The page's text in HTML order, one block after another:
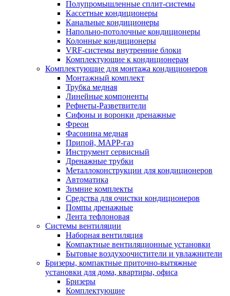
Полупромышленные сплит-системы
Кассетные кондиционеры
Канальные кондиционеры
Напольно-потолочные кондиционеры
Колонные кондиционеры
VRF-системы внутренние блоки
Комплектующие к кондиционерам
Комплектующие для монтажа кондиционеров
Монтажный комплект
Трубка медная
Линейные компоненты
Рефнеты-Разветвители
Сифоны и воронки дренажные
Фреон
Фасонина медная
Припой, МАРР-газ
Инструмент сервисный
Дренажные трубки
Металлоконструкции для кондиционеров
Автоматика
Зимние комплекты
Средства для очистки кондиционеров
Помпы дренажные
Лента тефлоновая
Системы вентиляции
Наборная вентиляция
Компактные вентиляционные установки
Бытовые воздухоочистители и увлажнители
Бризеры, компактные приточно-вытяжные
установки для дома, квартиры, офиса
Бризеры
Комплектующие